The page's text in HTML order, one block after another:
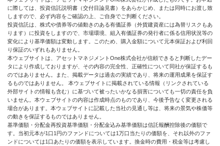
に際しては、投資信託説明書（交付目論見書）をあらかじめ、または同時にお渡し致
しますので、必ず内容をご確認の上、ご自身でご判断ください。
投資信託は、株式や債券等の値動きのある有価証券（外貨建資産には為替リスクもあ
ります）に投資をしますので、市場環境、組入有価証券の発行者に係る信用状況等の
変化により基準価額は変動します。このため、購入金額について元本保証および利回
り保証のいずれもありません。
本ウェブサイトは、アセットマネジメントOne株式会社が信頼できると判断したデー
タにより作成しておりますが、その内容の完全性、正確性について同社が保証するも
のではありません。また、掲載データは過去の実績であり、将来の運用成果を保証す
るものではありません。 本ウェブサイトに掲載されている情報（リンクされている
外部サイトの情報も含む）に基づいて被ったいかなる損害についても一切の責任を負
いません。本ウェブサイトの内容は作成時点のものであり、今後予告なく変更される
場合があります。本ウェブサイトに記載した当社の見通し等は、将来の景気や株価等
の動きを保証するものではありません。
基準価額・分配金再投資基準価額・分配金込み基準価額は信託報酬控除後の価額で
す。当初元本が1口1円のファンドについては1万口当たりの価額を、それ以外のファ
ンドについては1口あたりの価額を表示しています。換金時の費用・税金等は考慮し